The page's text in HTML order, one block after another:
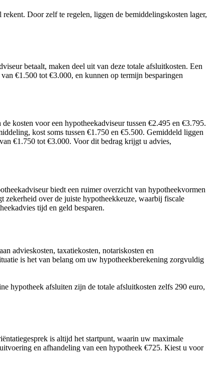
Door zelf te regelen, liggen de bemiddelingskosten lager,
betaalt, maken deel uit van deze totale afsluitkosten. Een
€1.500 tot €3.000, en kunnen op termijn besparingen
kosten voor een hypotheekadviseur tussen €2.495 en €3.795.
kost soms tussen €1.750 en €5.500. Gemiddeld liggen
€1.750 tot €3.000. Voor dit bedrag krijgt u advies,
biedt een ruimer overzicht van hypotheekvormen
zekerheid over de juiste hypotheekkeuze, waarbij fiscale
tijd en geld besparen.
advieskosten, taxatiekosten, notariskosten en
is het van belang om uw hypotheekberekening zorgvuldig
hypotheek afsluiten zijn de totale afsluitkosten zelfs 290 euro,
is altijd het startpunt, waarin uw maximale
en afhandeling van een hypotheek €725. Kiest u voor